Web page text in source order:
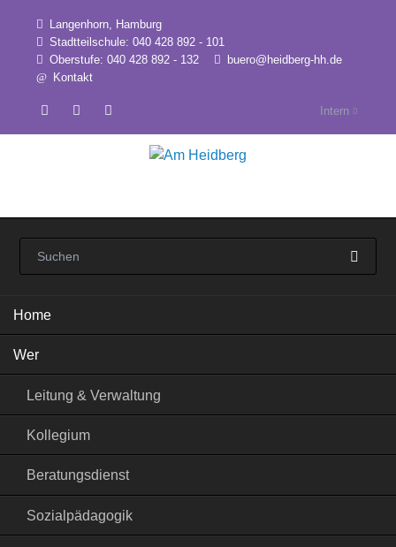
Langenhorn, Hamburg
Stadtteilschule: 040 428 892 - 101
Oberstufe: 040 428 892 - 132
buero@heidberg-hh.de
Kontakt
Intern
Home
Wer
Leitung & Verwaltung
Kollegium
Beratungsdienst
Sozialpädagogik